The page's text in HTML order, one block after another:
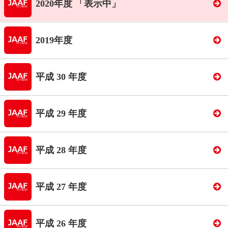
2020年度 「表示中」
2019年度
平成 30 年度
平成 29 年度
平成 28 年度
平成 27 年度
平成 26 年度